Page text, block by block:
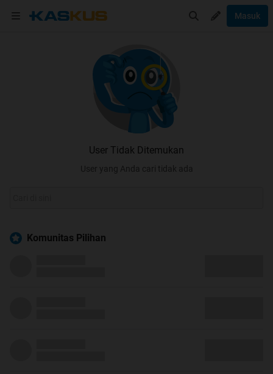
Masuk
User Tidak Ditemukan
User yang Anda cari tidak ada
Komunitas Pilihan